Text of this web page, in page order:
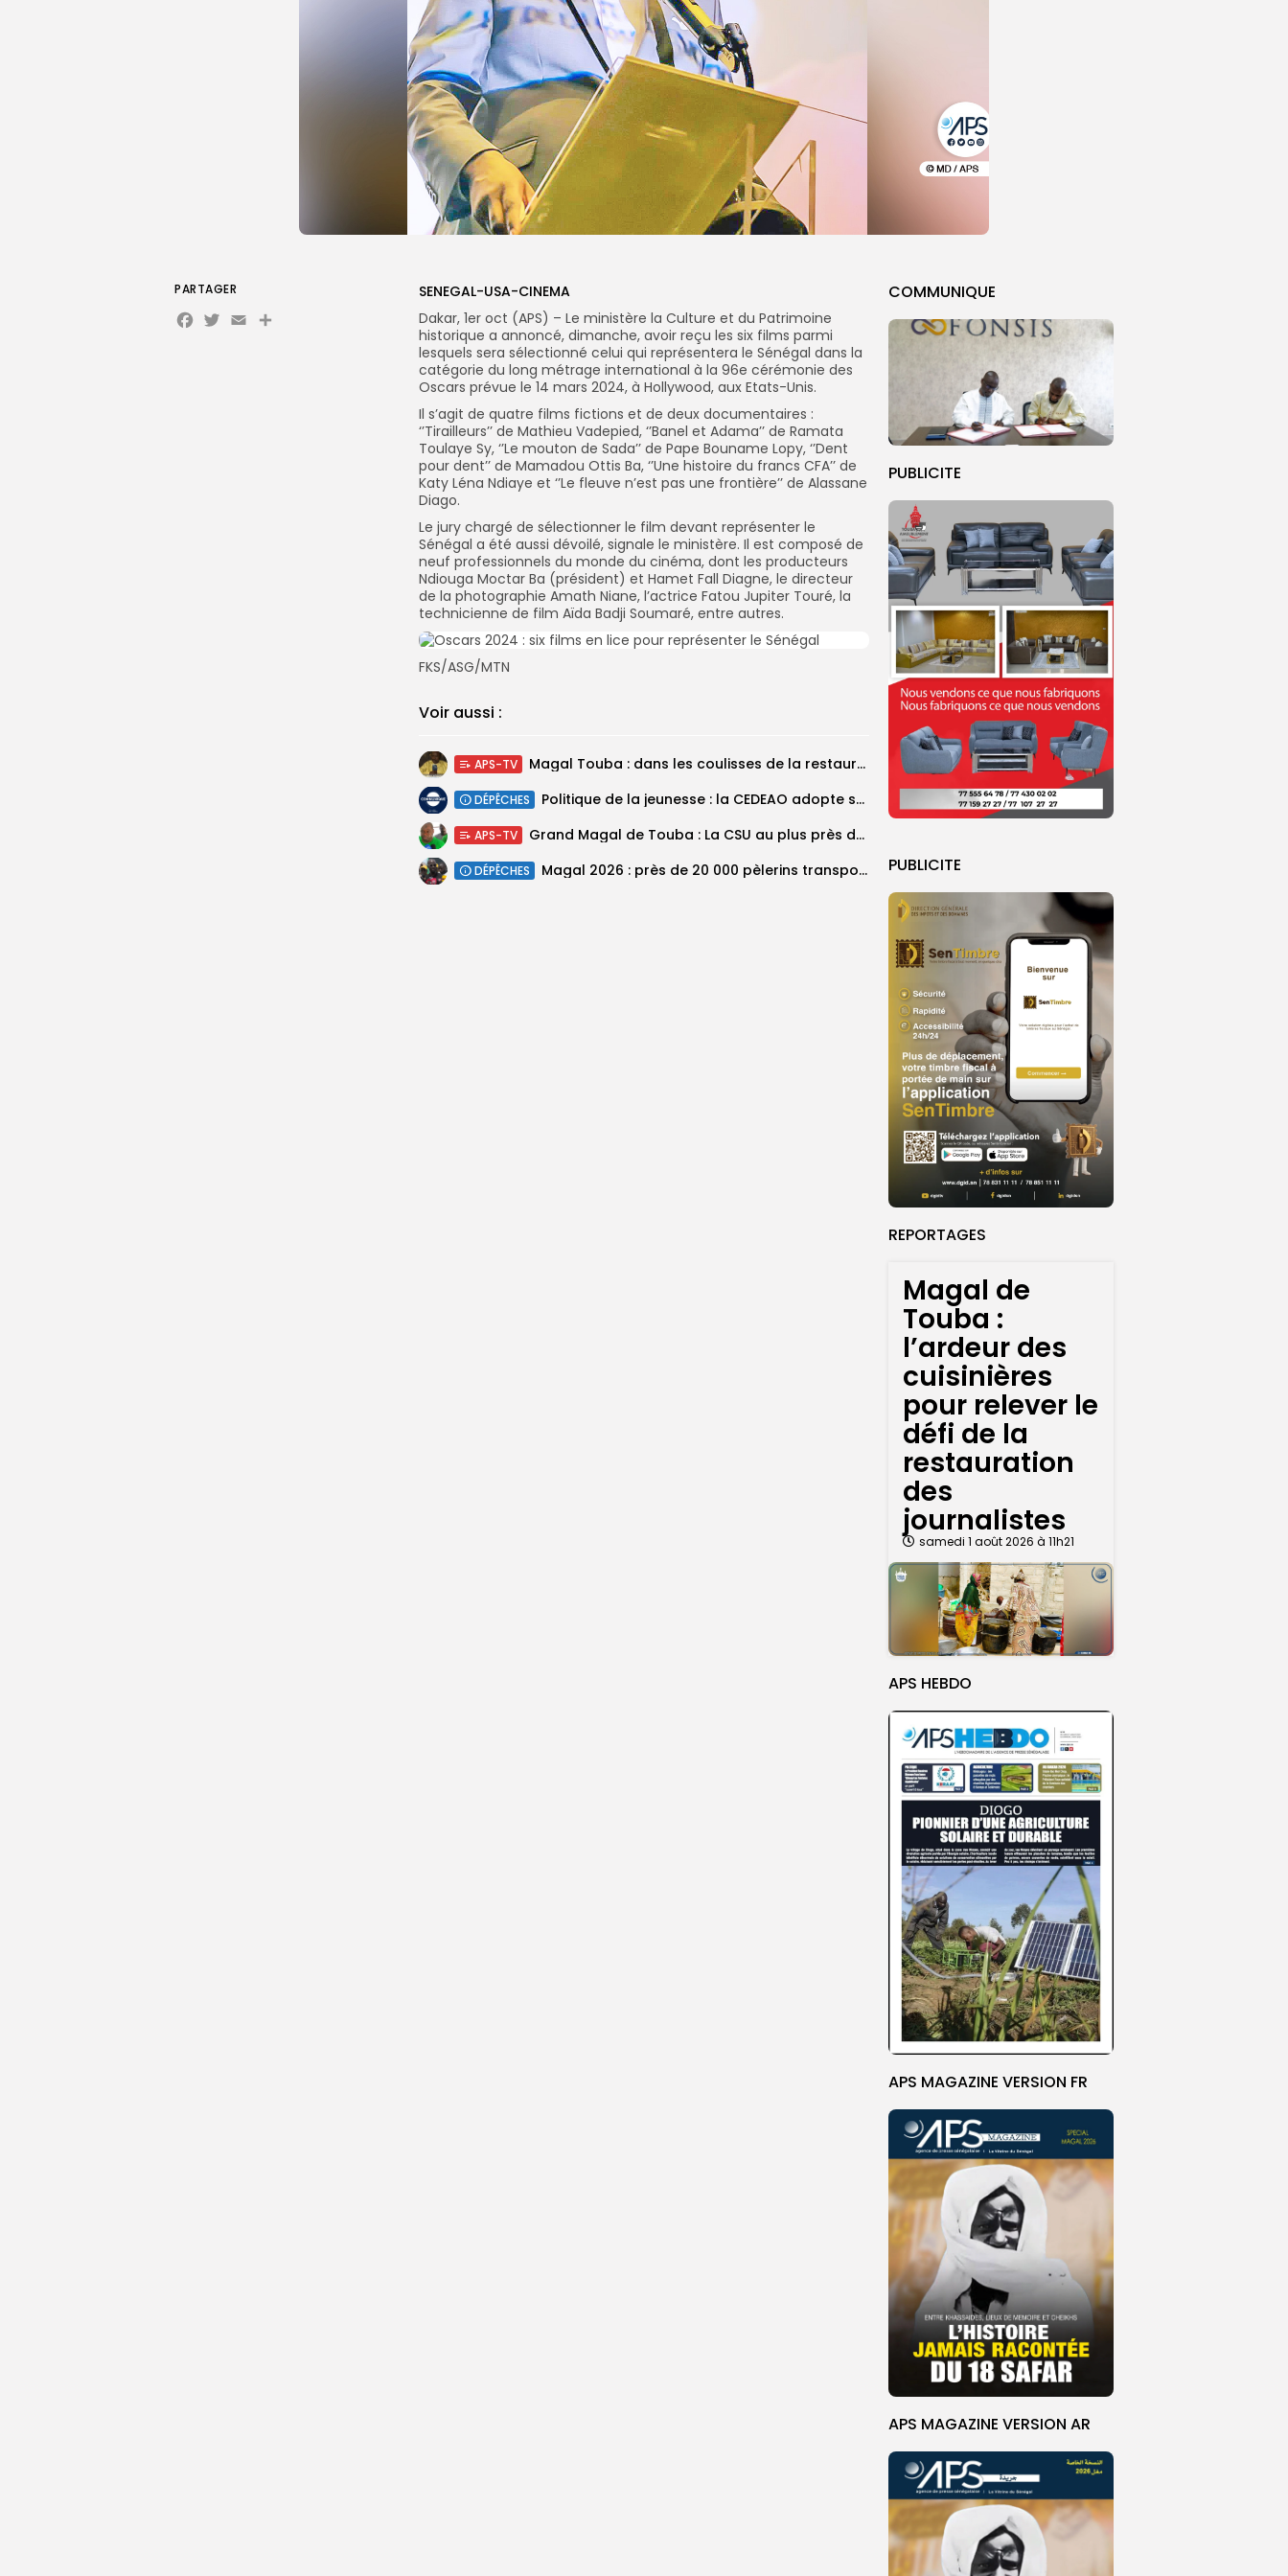
COMMUNIQUE
PUBLICITE
PUBLICITE
REPORTAGES
Magal de
Touba :
l’ardeur des
cuisinières
pour relever le
défi de la
restauration
des
journalistes
samedi 1 août 2026 à 11h21
APS HEBDO
APS MAGAZINE VERSION FR
APS MAGAZINE VERSION AR
SENEGAL-USA-CINEMA
Dakar, 1er oct (APS) – Le ministère la Culture et du Patrimoine
historique a annoncé, dimanche, avoir reçu les six films parmi
lesquels sera sélectionné celui qui représentera le Sénégal dans la
catégorie du long métrage international à la 96e cérémonie des
Oscars prévue le 14 mars 2024, à Hollywood, aux Etats-Unis.
Il s’agit de quatre films fictions et de deux documentaires :
‘’Tirailleurs’’ de Mathieu Vadepied, ‘’Banel et Adama’’ de Ramata
Toulaye Sy, ‘’Le mouton de Sada’’ de Pape Bouname Lopy, ‘’Dent
pour dent’’ de Mamadou Ottis Ba, ‘’Une histoire du francs CFA’’ de
Katy Léna Ndiaye et ‘’Le fleuve n’est pas une frontière’’ de Alassane
Diago.
Le jury chargé de sélectionner le film devant représenter le
Sénégal a été aussi dévoilé, signale le ministère. Il est composé de
neuf professionnels du monde du cinéma, dont les producteurs
Ndiouga Moctar Ba (président) et Hamet Fall Diagne, le directeur
de la photographie Amath Niane, l’actrice Fatou Jupiter Touré, la
technicienne de film Aïda Badji Soumaré, entre autres.
FKS/ASG/MTN
Voir aussi :
APS-TV Magal Touba : dans les coulisses de la restauration de la presse...
DÉPÊCHES Politique de la jeunesse : la CEDEAO adopte son plan d’actions stratégiques...
APS-TV Grand Magal de Touba : La CSU au plus près des pèlerins
DÉPÊCHES Magal 2026 : près de 20 000 pèlerins transportés vers Touba en...
PARTAGER
Facebook
Twitter
EmailPartager